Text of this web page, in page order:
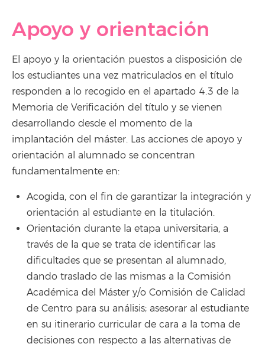
Apoyo y orientación
El apoyo y la orientación puestos a disposición de
los estudiantes una vez matriculados en el título
responden a lo recogido en el apartado 4.3 de la
Memoria de Verificación del título y se vienen
desarrollando desde el momento de la
implantación del máster. Las acciones de apoyo y
orientación al alumnado se concentran
fundamentalmente en:
Acogida, con el fin de garantizar la integración y
orientación al estudiante en la titulación.
Orientación durante la etapa universitaria, a
través de la que se trata de identificar las
dificultades que se presentan al alumnado,
dando traslado de las mismas a la Comisión
Académica del Máster y/o Comisión de Calidad
de Centro para su análisis; asesorar al estudiante
en su itinerario curricular de cara a la toma de
decisiones con respecto a las alternativas de